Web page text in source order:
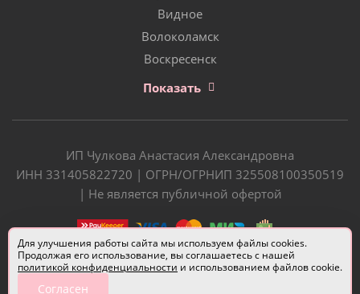
Видное
Волоколамск
Воскресенск
Показать
ИП Чулкова Анастасия Александровна
ИНН 331405822720 | ОГРН/ОГРНИП 325508100350519
| Не является публичной офертой
Для улучшения работы сайта мы используем файлы cookies.
Продолжая его использование, вы соглашаетесь с нашей
политикой конфиденциальности и использованием файлов cookie.
Согласен